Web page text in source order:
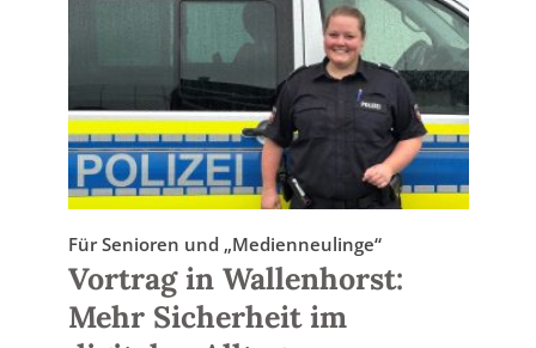
Für Senioren und „Medienneulinge“
Vortrag in Wallenhorst:
Mehr Sicherheit im